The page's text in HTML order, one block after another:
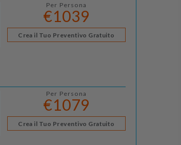
Per Persona
€1039
Crea il Tuo Preventivo Gratuito
Per Persona
€1079
Crea il Tuo Preventivo Gratuito